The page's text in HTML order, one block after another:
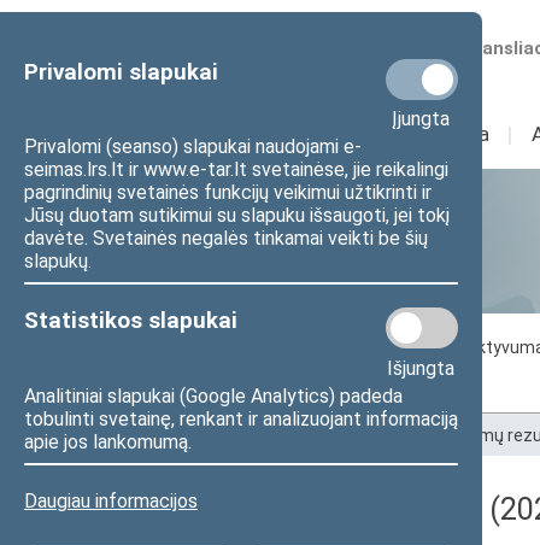
Privalomi slapukai
Įjungta
Privalomi (seanso) slapukai naudojami e-
seimas.lrs.lt ir www.e-tar.lt svetainėse, jie reikalingi
pagrindinių svetainės funkcijų veikimui užtikrinti ir
Jūsų duotam sutikimui su slapuku išsaugoti, jei tokį
davėte. Svetainės negalės tinkamai veikti be šių
slapukų.
Statistikos slapukai
Išjungta
Analitiniai slapukai (Google Analytics) padeda
tobulinti svetainę, renkant ir analizuojant informaciją
apie jos lankomumą.
Daugiau informacijos
Numatomos
Sudėtis Veikla I
Statistika
Seimo narių
Seimo narių balsavimų rezultatai
Pradžia Seimo narių balsavimų
Darbotvarkės klausimas